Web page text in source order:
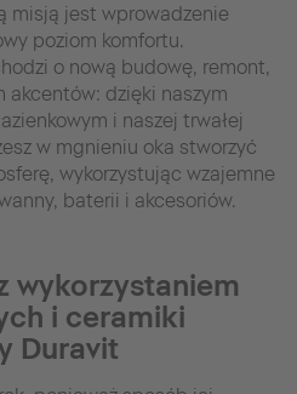
misją jest wprowadzenie
poziom komfortu.
o nową budowę, remont,
akcentów: dzięki naszym
i naszej trwałej
w mgnieniu oka stworzyć
wykorzystując wzajemne
baterii i akcesoriów.
wykorzystaniem
i ceramiki
Duravit